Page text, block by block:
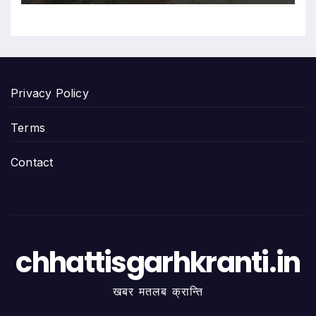
Privacy Policy
Terms
Contact
chhattisgarhkranti.in
खबर मतलब क्रान्ति